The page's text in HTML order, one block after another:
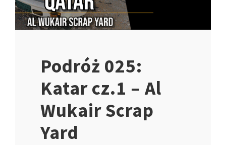
Podróż 025:
Katar cz.1 – Al
Wukair Scrap
Yard